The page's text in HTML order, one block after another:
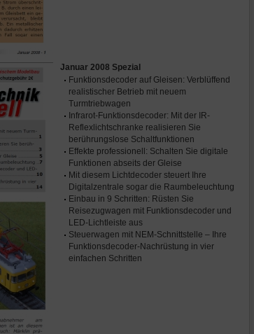
Januar 2008 Spezial
Funktionsdecoder auf Gleisen: Verblüffend
realistischer Betrieb mit neuem
Turmtriebwagen
Infrarot-Funktionsdecoder: Mit der IR-
Reflexlichtschranke realisieren Sie
berührungslose Schaltfunktionen
Effekte professionell: Schalten Sie digitale
Funktionen abseits der Gleise
Mit diesem Lichtdecoder steuert Ihre
Digitalzentrale sogar die Raumbeleuchtung
Einbau in 9 Schritten: Rüsten Sie
Reisezugwagen mit Funktionsdecoder und
LED-Lichtleiste aus
Steuerwagen mit NEM-Schnittstelle – Ihre
Funktionsdecoder-Nachrüstung in vier
einfachen Schritten